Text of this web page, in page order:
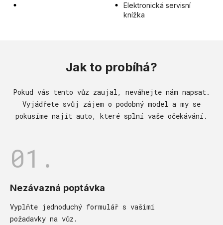
Elektronická servisní
knížka
Jak to probíhá?
Pokud vás tento vůz zaujal, neváhejte nám napsat.
Vyjádřete svůj zájem o podobný model a my se
pokusíme najít auto, které splní vaše očekávání.
01.
Nezávazná poptávka
Vyplňte jednoduchý formulář s vašimi
požadavky na vůz.